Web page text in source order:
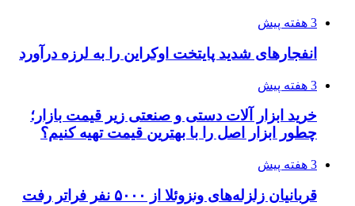
3 هفته پیش
انفجارهای شدید پایتخت اوکراین را به لرزه درآورد
3 هفته پیش
خرید ابزار آلات دستی و صنعتی زیر قیمت بازار؛
چطور ابزار اصل را با بهترین قیمت تهیه کنیم؟
3 هفته پیش
قربانیان زلزله‌های ونزوئلا از ۵۰۰۰ نفر فراتر رفت